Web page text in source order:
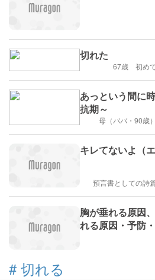
切れた
67歳 初め
あっという間に
抗期～
母（ババ・90歳
キレてないよ（
預言書としての詩
胸が垂れる原因
れる原因・予防
# 切れる